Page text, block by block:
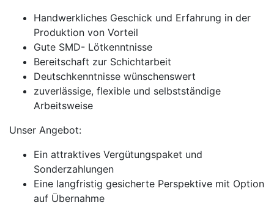
Handwerkliches Geschick und Erfahrung in der
Produktion von Vorteil
Gute SMD- Lötkenntnisse
Bereitschaft zur Schichtarbeit
Deutschkenntnisse wünschenswert
zuverlässige, flexible und selbstständige
Arbeitsweise
Unser Angebot:
Ein attraktives Vergütungspaket und
Sonderzahlungen
Eine langfristig gesicherte Perspektive mit Option
auf Übernahme